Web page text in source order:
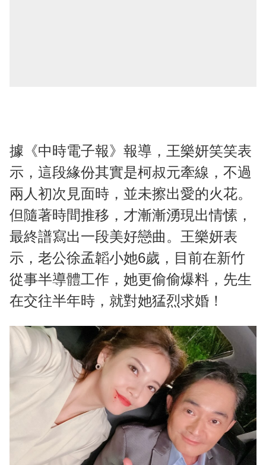
據《中時電子報》報導，王樂妍笑笑表
示，這段緣份其實是柯叔元牽線，不過
兩人初次見面時，並未擦出愛的火花。
但隨著時間推移，才漸漸湧現出情愫，
最終譜寫出一段美好戀曲。王樂妍表
示，老公徐孟韜小她6歲，目前在新竹
從事半導體工作，她更偷偷爆料，先生
在交往半年時，就對她猛烈求婚！